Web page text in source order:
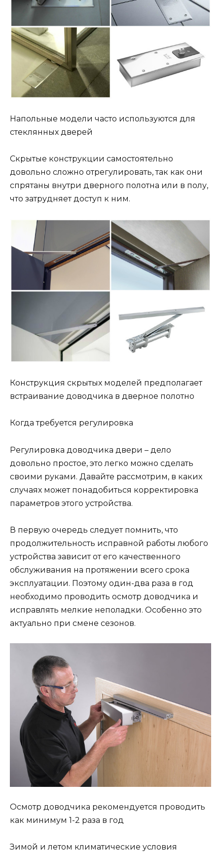
Напольные модели часто используются для
стеклянных дверей
Скрытые конструкции самостоятельно
довольно сложно отрегулировать, так как они
спрятаны внутри дверного полотна или в полу,
что затрудняет доступ к ним.
Конструкция скрытых моделей предполагает
встраивание доводчика в дверное полотно
Когда требуется регулировка
Регулировка доводчика двери – дело
довольно простое, это легко можно сделать
своими руками. Давайте рассмотрим, в каких
случаях может понадобиться корректировка
параметров этого устройства.
В первую очередь следует помнить, что
продолжительность исправной работы любого
устройства зависит от его качественного
обслуживания на протяжении всего срока
эксплуатации. Поэтому один-два раза в год
необходимо проводить осмотр доводчика и
исправлять мелкие неполадки. Особенно это
актуально при смене сезонов.
Осмотр доводчика рекомендуется проводить
как минимум 1-2 раза в год
Зимой и летом климатические условия